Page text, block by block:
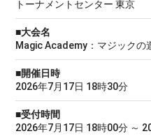
トーナメントセンター 東京
■大会名
Magic Academy：マジックの
■開催日時
2026年7月17日 18時30分
■受付時間
2026年7月17日 18時00分 ～